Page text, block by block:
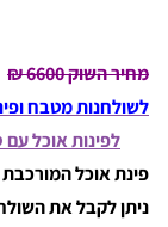
מחיר השוק 6600 ₪
לשולחנות מטבח
לפינות אוכל
פינת אוכל
ניתן לקבל את